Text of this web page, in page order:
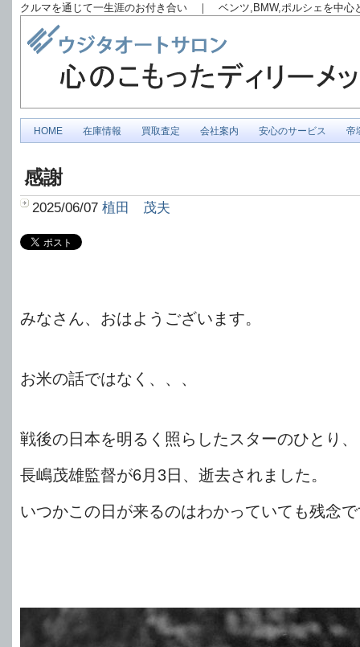
クルマを通じて一生涯のお付き合い ｜ ベンツ,BMW,ポルシェを中
HOME 在庫情報 買取査定 会社案内 安心のサービス 帝
感謝
2025/06/07 植田 茂夫
みなさん、おはようございます。
お米の話ではなく、、、
戦後の日本を明るく照らしたスターのひとり、
長嶋茂雄監督が6月3日、逝去されました。
いつかこの日が来るのはわかっていても残念